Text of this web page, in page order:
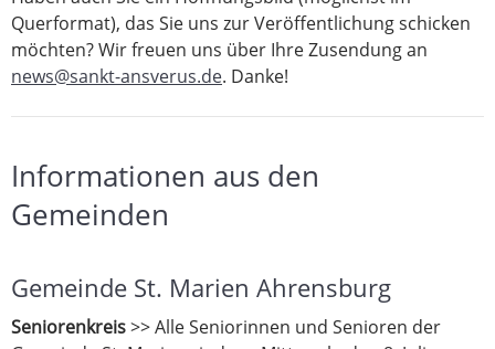
Querformat), das Sie uns zur Veröffentlichung schicken
möchten? Wir freuen uns über Ihre Zusendung an
news@sankt-ansverus.de. Danke!
Informationen aus den
Gemeinden
Gemeinde St. Marien Ahrensburg
Seniorenkreis>> Alle Seniorinnen und Senioren der